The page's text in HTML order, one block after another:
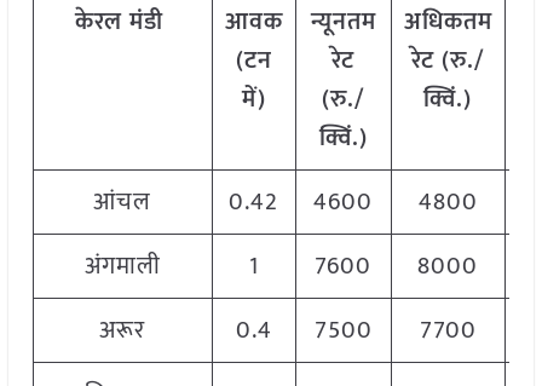
केरल मंडी
आवक
(टन
में)
न्यूनतम
रेट
(रु./
क्विं.)
अधिकतम
रेट (रु./
क्विं.)
आंचल 0.42 4600 4800
अंगमाली
1 7600 8000
अरूर
0.4 7500 7700